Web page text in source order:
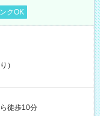
クOK
）
徒歩10分